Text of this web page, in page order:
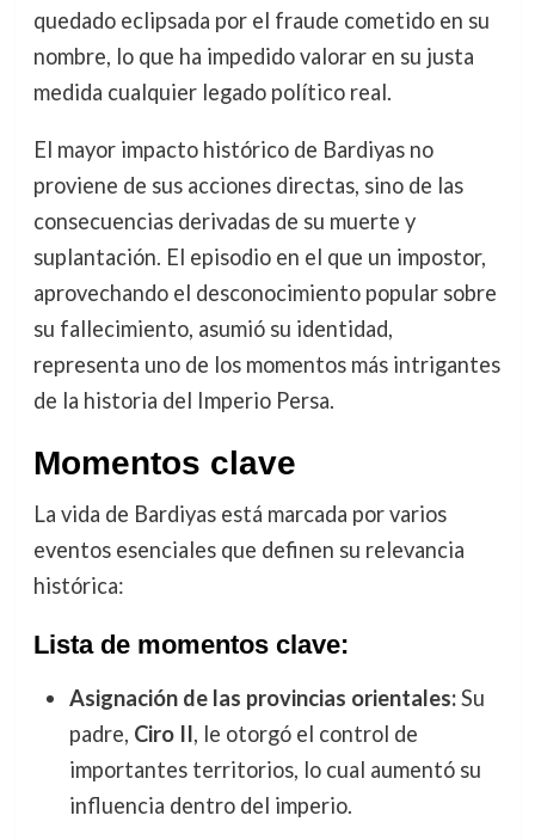
quedado eclipsada por el fraude cometido en su
nombre, lo que ha impedido valorar en su justa
medida cualquier legado político real.
El mayor impacto histórico de Bardiyas no
proviene de sus acciones directas, sino de las
consecuencias derivadas de su muerte y
suplantación. El episodio en el que un impostor,
aprovechando el desconocimiento popular sobre
su fallecimiento, asumió su identidad,
representa uno de los momentos más intrigantes
de la historia del Imperio Persa.
Momentos clave
La vida de Bardiyas está marcada por varios
eventos esenciales que definen su relevancia
histórica:
Lista de momentos clave:
Asignación de las provincias orientales:Su
padre, Ciro II, le otorgó el control de
importantes territorios, lo cual aumentó su
influencia dentro del imperio.